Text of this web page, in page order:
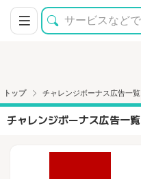
トップ チャレンジボーナス広告一覧
チャレンジボーナス広告一覧